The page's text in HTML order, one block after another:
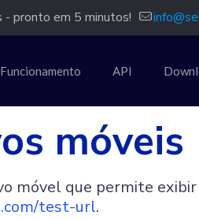
pronto em 5 minutos!
Funcionamento API
móveis
móvel que permite
test-url.